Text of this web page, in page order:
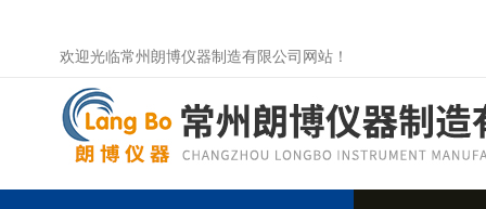
欢迎光临常州朗博仪器制造有限公司网站！